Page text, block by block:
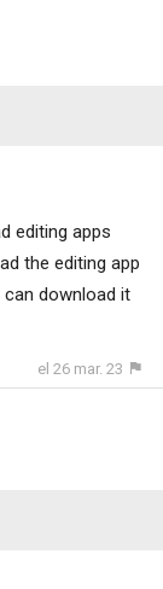
editing apps
the editing app
download it
el 26 mar. 23